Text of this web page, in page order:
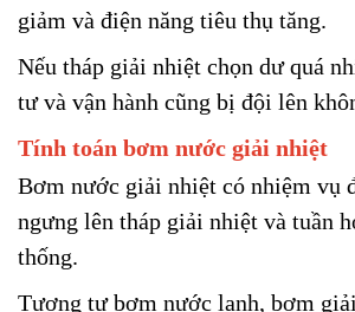
giảm và điện năng tiêu thụ tăng.
Nếu tháp giải nhiệt chọn dư quá
tư và vận hành cũng bị đội lên
Tính toán bơm nước giải nhiệt
Bơm nước giải nhiệt có nhiệm vụ
ngưng lên tháp giải nhiệt và tuần
thống.
Tương tự bơm nước lạnh, bơm